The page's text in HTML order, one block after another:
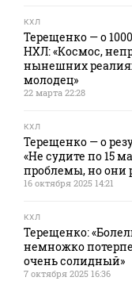
КХЛ
Терещенко — о
НХЛ: «Космос,
нынешних
молодец»
22 марта 22:28
КХЛ
Терещенко — о
«Не судите по 15
проблемы, но они
16 октября 2025 14:21
КХЛ
Терещенко:
немножко
очень солидный»
7 октября 2025 16:36